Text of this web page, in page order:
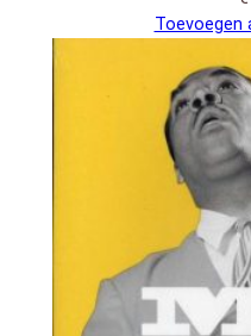
Toevoegen